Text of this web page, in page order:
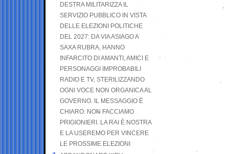
DESTRA MILITARIZZA IL
SERVIZIO PUBBLICO IN VISTA
DELLE ELEZIONI POLITICHE
DEL 2027: DA VIA ASIAGO A
SAXA RUBRA, HANNO
INFARCITO DI AMANTI, AMICI E
PERSONAGGI IMPROBABILI
RADIO E TV, STERILIZZANDO
OGNI VOCE NON ORGANICA AL
GOVERNO. IL MESSAGGIO È
CHIARO: NON FACCIAMO
PRIGIONIERI. LA RAI È NOSTRA
E LA USEREMO PER VINCERE
LE PROSSIME ELEZIONI